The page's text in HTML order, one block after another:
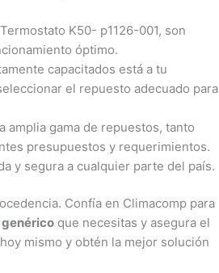
K50- p1126-001, son
óptimo.
capacitados está a tu
el repuesto adecuado para
amplia gama de repuestos, tanto
presupuestos y requerimientos.
y segura a cualquier parte del país.
Confía en Climacomp para
genérico que necesitas y asegura el
mismo y obtén la mejor solución